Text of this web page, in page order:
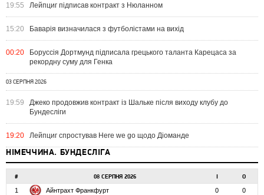
19:55 Лейпциг підписав контракт з Нюланном
15:20 Баварія визначилася з футболістами на вихід
00:20
Боруссія Дортмунд підписала грецького таланта Карецаса за
рекордну суму для Генка
03 СЕРПНЯ 2026
19:59
Джеко продовжив контракт із Шальке після виходу клубу до
Бундесліги
19:20 Лейпциг спростував Here we go щодо Діоманде
НІМЕЧЧИНА. БУНДЕСЛІГА
# 08 СЕРПНЯ 2026 О
1 Айнтрахт Франкфурт 0
0